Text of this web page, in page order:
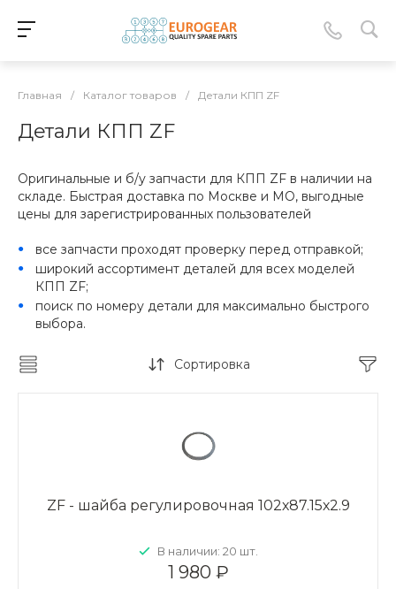
Главная / Каталог товаров / Детали КПП ZF
Детали КПП ZF
Оригинальные и б/у запчасти для КПП ZF в наличии на
складе. Быстрая доставка по Москве и МО, выгодные
цены для зарегистрированных пользователей
все запчасти проходят проверку перед отправкой;
широкий ассортимент деталей для всех моделей
КПП ZF;
поиск по номеру детали для максимально быстрого
выбора.
Сортировка
ZF - шайба регулировочная 102х87.15х2.9
В наличии: 20 шт.
1 980 ₽